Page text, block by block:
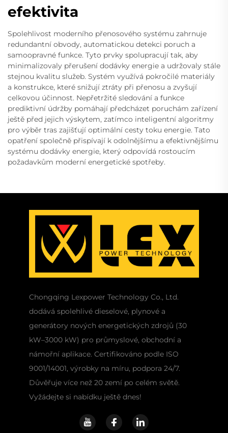
efektivita
Spolehlivost moderního přenosového systému zahrnuje
redundantní obvody, automatickou detekci poruch a
samoopravné funkce. Tyto prvky spolupracují tak, aby
minimalizovaly přerušení dodávky energie a udržovaly stále
stejnou kvalitu služeb. Systém využívá pokročilé materiály
a konstrukce, které snižují ztráty při přenosu a zvyšují
celkovou účinnost. Nepřetržité sledování a funkce
prediktivní údržby pomáhají předcházet poruchám zařízení
ještě před jejich výskytem, zatímco inteligentní algoritmy
pro výběr tras zajišťují optimální cesty toku energie. Tato
opatření společně přispívají k odolnějšímu a efektivnějšímu
systému dodávky energie, který odpovídá rostoucím
požadavkům moderní energetické spotřeby.
Chongqing Lexpower Technology Co., Ltd.
dodává spolehlivé dieselové, plynové a
generátory nových energetických zdrojů (30
kW–3000 kW) pro průmyslové, obchodní a
námořní aplikace. Certifikováno podle ISO
9001/14001, výrobky na míru, podpora 24/7.
Důvěřuje více než 20 zemí po celém světě.
Vyžádejte si nabídku ještě dnes!